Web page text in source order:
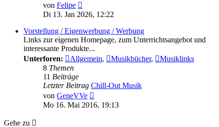
von Felipe
Beitrag
Di 13. Jan 2026, 12:22
Vorstellung / Eigenwerbung / Werbung
Links zur eigenen Homepage, zum Unterrichtsangebot und
interessante Produkte...
Unterforen:
Allgemein, Musikbücher,
Musiklinks
8 Themen
11 Beiträge
Letzter Beitrag Chill-Out Musik
von GeneVVe
Beitrag
Mo 16. Mai 2016, 19:13
Gehe zu